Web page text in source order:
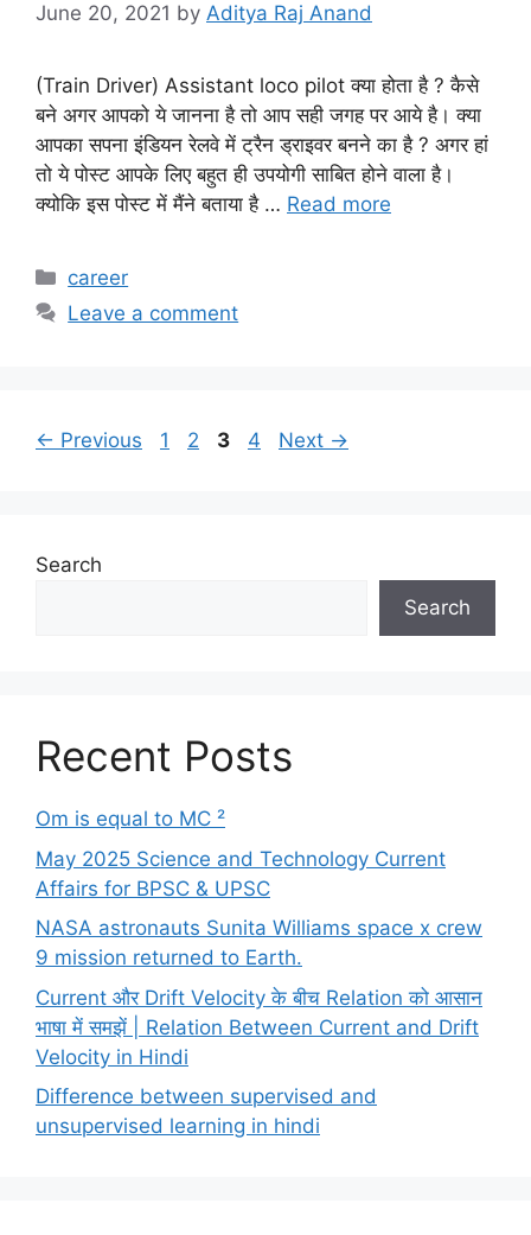
June 20, 2021 by Aditya Raj Anand
(Train Driver) Assistant loco pilot क्या होता है ? कैसे
बने अगर आपको ये जानना है तो आप सही जगह पर आये है। क्या
आपका सपना इंडियन रेलवे में ट्रैन ड्राइवर बनने का है ? अगर हां
तो ये पोस्ट आपके लिए बहुत ही उपयोगी साबित होने वाला है।
क्योकि इस पोस्ट में मैंने बताया है … Read more
Categories
career
Leave a comment
← Previous Page
1 Page
2 Page
3 Page
4 Next →
Search
Search
Recent Posts
Om is equal to MC ²
May 2025 Science and Technology Current
Affairs for BPSC & UPSC
NASA astronauts Sunita Williams space x crew
9 mission returned to Earth.
Current और Drift Velocity के बीच Relation को आसान
भाषा में समझें | Relation Between Current and Drift
Velocity in Hindi
Difference between supervised and
unsupervised learning in hindi